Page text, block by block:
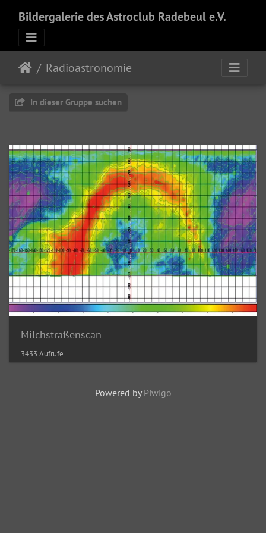
Bildergalerie des Astroclub Radebeul e.V.
Radioastronomie
In dieser Gruppe suchen
Milchstraßenscan
3433 Aufrufe
Powered by Piwigo